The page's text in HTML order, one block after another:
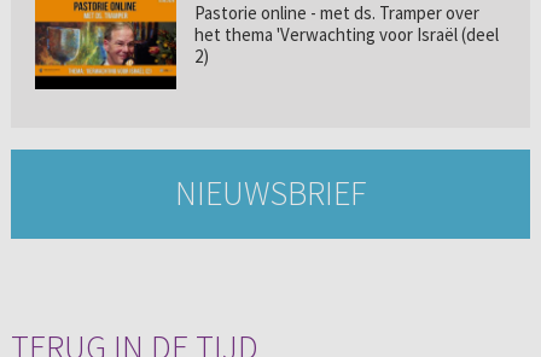
Pastorie online - met ds. Tramper over
het thema 'Verwachting voor Israël (deel
2)
NIEUWSBRIEF
TERUG IN DE TIJD